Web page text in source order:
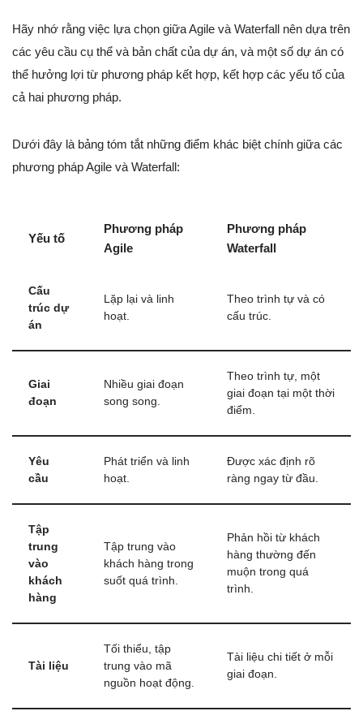
Hãy nhớ rằng việc lựa chọn giữa Agile và Waterfall nên dựa trên
các yêu cầu cụ thể và bản chất của dự án, và một số dự án có
thể hưởng lợi từ phương pháp kết hợp, kết hợp các yếu tố của
cả hai phương pháp.
Dưới đây là bảng tóm tắt những điểm khác biệt chính giữa các
phương pháp Agile và Waterfall:
Yếu tố
Phương pháp
Agile
Phương pháp
Waterfall
Cấu
trúc dự
án
Lặp lại và linh
hoạt.
Theo trình tự và có
cấu trúc.
Giai
đoạn
Nhiều giai đoạn
song song.
Theo trình tự, một
giai đoạn tại một thời
điểm.
Yêu
cầu
Phát triển và linh
hoạt.
Được xác định rõ
ràng ngay từ đầu.
Tập
trung
vào
khách
hàng
Tập trung vào
khách hàng trong
suốt quá trình.
Phản hồi từ khách
hàng thường đến
muộn trong quá
trình.
Tài liệu
Tối thiểu, tập
trung vào mã
nguồn hoạt động.
Tài liệu chi tiết ở mỗi
giai đoạn.